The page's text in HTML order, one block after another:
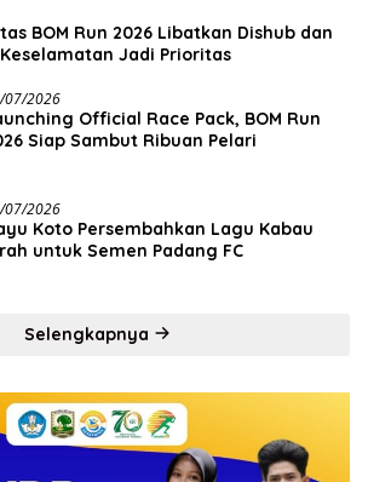
BOM Run 2026 Libatkan Dishub dan
Jadi Prioritas
07/2026
Official Race Pack, BOM Run
Siap Sambut Ribuan Pelari
07/2026
Koto Persembahkan Lagu Kabau
untuk Semen Padang FC
Selengkapnya